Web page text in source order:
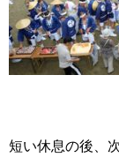
短い休息の後、